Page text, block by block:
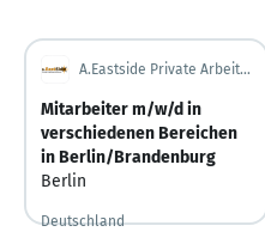
A.Eastside Private Arbeitsvermittlung GbR
Mitarbeiter m/w/d in
verschiedenen Bereichen
in Berlin/Brandenburg
Berlin
Deutschland